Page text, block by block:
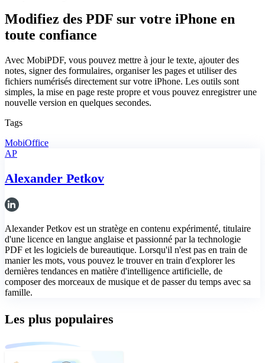
Modifiez des PDF sur votre iPhone en
toute confiance
Avec MobiPDF, vous pouvez mettre à jour le texte, ajouter des
notes, signer des formulaires, organiser les pages et utiliser des
fichiers numérisés directement sur votre iPhone. Les outils sont
simples, la mise en page reste propre et vous pouvez enregistrer une
nouvelle version en quelques secondes.
Tags
MobiOffice
AP
Alexander Petkov
Alexander Petkov est un stratège en contenu expérimenté, titulaire
d'une licence en langue anglaise et passionné par la technologie
PDF et les logiciels de bureautique. Lorsqu'il n'est pas en train de
manier les mots, vous pouvez le trouver en train d'explorer les
dernières tendances en matière d'intelligence artificielle, de
composer des morceaux de musique et de passer du temps avec sa
famille.
Les plus populaires